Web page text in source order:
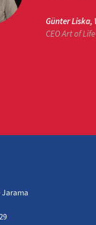
Günter Liska, Viena
CEO Art of Life
Jarama